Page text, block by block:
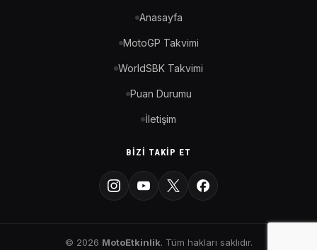
Anasayfa
MotoGP Takvimi
WorldSBK Takvimi
Puan Durumu
İletişim
BIZI TAKIP ET
© 2026 MotoEtkinlik. Tüm hakları saklıdır.